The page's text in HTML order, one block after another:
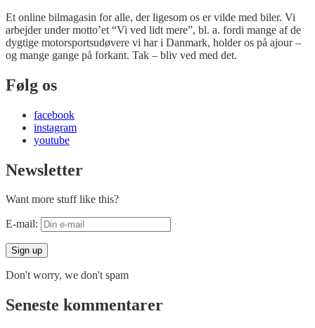
Et online bilmagasin for alle, der ligesom os er vilde med biler. Vi
arbejder under motto’et “Vi ved lidt mere”, bl. a. fordi mange af de
dygtige motorsportsudøvere vi har i Danmark, holder os på ajour –
og mange gange på forkant. Tak – bliv ved med det.
Følg os
facebook
instagram
youtube
Newsletter
Want more stuff like this?
E-mail:
Don't worry, we don't spam
Seneste kommentarer